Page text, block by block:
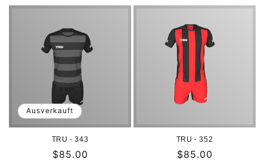
Ausverkauft
TRU - 343
Normaler
$85.00
TRU - 352
Normaler
$85.00